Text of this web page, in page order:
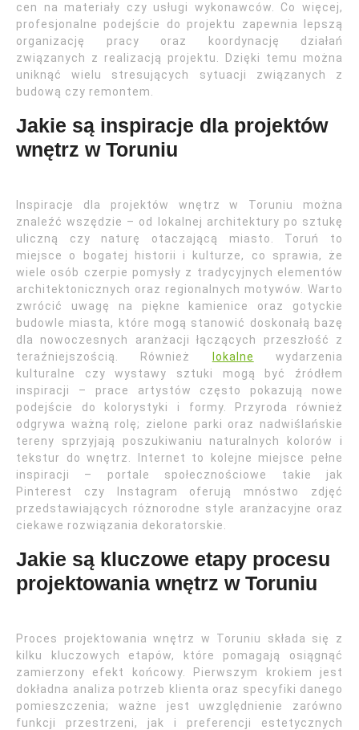
cen na materiały czy usługi wykonawców. Co więcej,
profesjonalne podejście do projektu zapewnia lepszą
organizację pracy oraz koordynację działań
związanych z realizacją projektu. Dzięki temu można
uniknąć wielu stresujących sytuacji związanych z
budową czy remontem.
Jakie są inspiracje dla projektów
wnętrz w Toruniu
Inspiracje dla projektów wnętrz w Toruniu można
znaleźć wszędzie – od lokalnej architektury po sztukę
uliczną czy naturę otaczającą miasto. Toruń to
miejsce o bogatej historii i kulturze, co sprawia, że
wiele osób czerpie pomysły z tradycyjnych elementów
architektonicznych oraz regionalnych motywów. Warto
zwrócić uwagę na piękne kamienice oraz gotyckie
budowle miasta, które mogą stanowić doskonałą bazę
dla nowoczesnych aranżacji łączących przeszłość z
teraźniejszością. Również
lokalne
wydarzenia
kulturalne czy wystawy sztuki mogą być źródłem
inspiracji – prace artystów często pokazują nowe
podejście do kolorystyki i formy. Przyroda również
odgrywa ważną rolę; zielone parki oraz nadwiślańskie
tereny sprzyjają poszukiwaniu naturalnych kolorów i
tekstur do wnętrz. Internet to kolejne miejsce pełne
inspiracji – portale społecznościowe takie jak
Pinterest czy Instagram oferują mnóstwo zdjęć
przedstawiających różnorodne style aranżacyjne oraz
ciekawe rozwiązania dekoratorskie.
Jakie są kluczowe etapy procesu
projektowania wnętrz w Toruniu
Proces projektowania wnętrz w Toruniu składa się z
kilku kluczowych etapów, które pomagają osiągnąć
zamierzony efekt końcowy. Pierwszym krokiem jest
dokładna analiza potrzeb klienta oraz specyfiki danego
pomieszczenia; ważne jest uwzględnienie zarówno
funkcji przestrzeni, jak i preferencji estetycznych